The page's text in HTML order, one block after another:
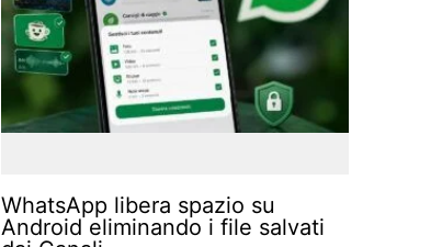
WhatsApp libera spazio su
Android eliminando i file salvati